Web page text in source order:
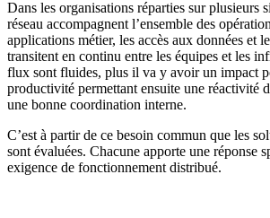
Dans les organisations réparties sur plusieurs
réseau accompagnent l’ensemble des
applications métier, les accès aux données et
transitent en continu entre les équipes et les
flux sont fluides, plus il va y avoir un impact
productivité permettant ensuite une réactivité
une bonne coordination interne.
C’est à partir de ce besoin commun que les
sont évaluées. Chacune apporte une réponse
exigence de fonctionnement distribué.